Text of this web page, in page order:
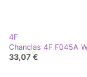
4F
Chanclas 4F F045A
33,07 €